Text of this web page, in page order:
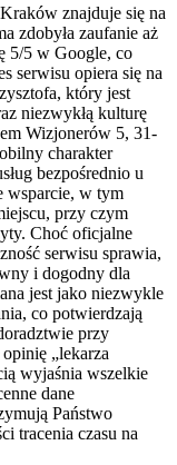
znajduje się na
zdobyła zaufanie aż
5/5 w Google, co
serwisu opiera się na
który jest
niezwykłą kulturę
Wizjonerów 5, 31-
charakter
bezpośrednio u
wsparcie, w tym
przy czym
Choć oficjalne
serwisu sprawia,
i dogodny dla
jest jako niezwykle
co potwierdzają
przy
„lekarza
wyjaśnia wszelkie
dane
Państwo
tracenia czasu na